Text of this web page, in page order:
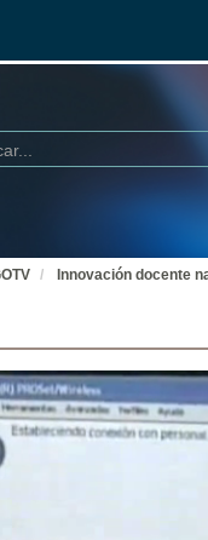
Innovación docente